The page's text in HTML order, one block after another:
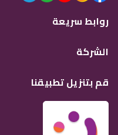
روابط سريعة
الشركة
قم بتنزيل تطبيقنا